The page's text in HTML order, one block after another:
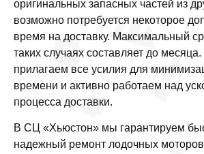
оригинальных запасных частей из
возможно потребуется некоторое
время на доставку. Максимальный
таких случаях составляет до
прилагаем все усилия для
времени и активно работаем над
процесса доставки.
В СЦ «Хьюстон» мы гарантируем
надежный ремонт лодочных